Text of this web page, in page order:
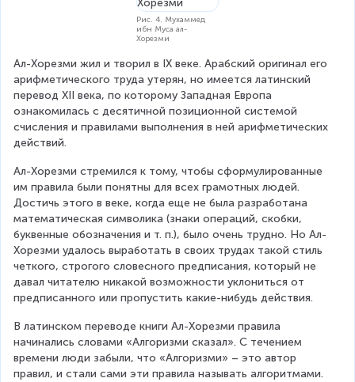
\
e
n
d
{
a
li
g
n
e
d
}
3
1
\
r
i
t
)
Рис. 4. Мухаммед
ибн Муса ал-
Хорезми
Ал-Хорезми жил и творил в IX веке. Арабский оригинал его
арифметического труда утерян, но имеется латинский
перевод ХІІ века, по которому Западная Европа
ознакомилась с десятичной позиционной системой
счисления и правилами выполнения в ней арифметических
действий.
Ал-Хорезми стремился к тому, чтобы сформулированные
им правила были понятны для всех грамотных людей.
Достичь этого в веке, когда еще не была разработана
математическая символика (знаки операций, скобки,
буквенные обозначения и т. п.), было очень трудно. Но Ал-
Хорезми удалось выработать в своих трудах такой стиль
четкого, строгого словесного предписания, который не
давал читателю никакой возможности уклониться от
предписанного или пропустить какие-нибудь действия.
В латинском переводе книги Ал-Хорезми правила
начинались словами «Алгоризми сказал». С течением
времени люди забыли, что «Алгоризми» – это автор
правил, и стали сами эти правила называть алгоритмами.